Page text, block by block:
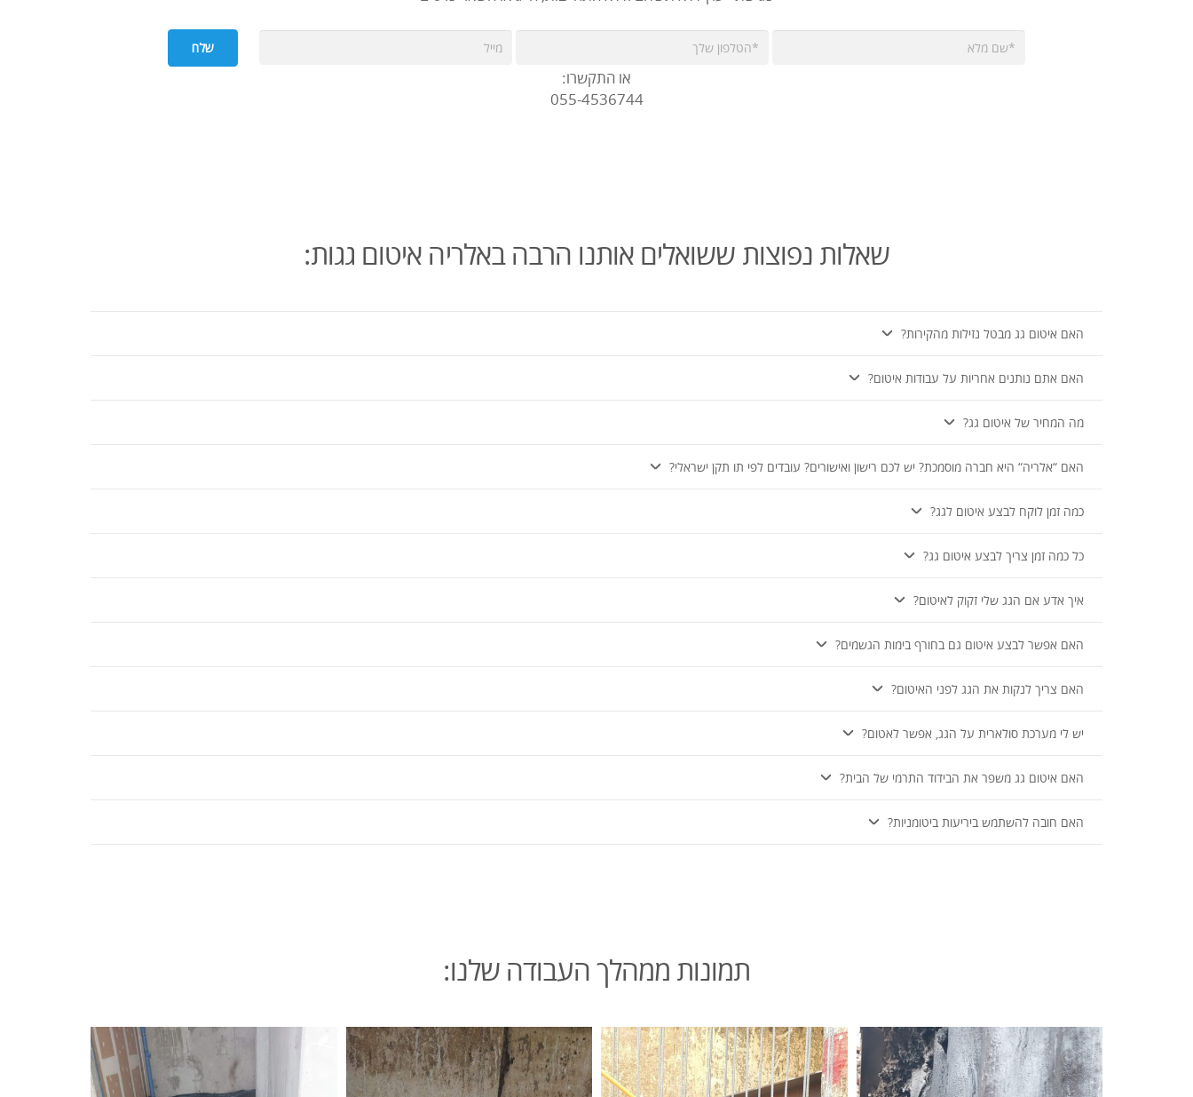
או התקשרו:
055-4536744
שאלות נפוצות ששואלים אותנו הרבה באלריה איטום גגות:
האם איטום גג מבטל נזילות מהקירות?
האם אתם נותנים אחריות על עבודות איטום?
מה המחיר של איטום גג?
האם “אלריה“ היא חברה מוסמכת? יש לכם רישון ואישורים? עובדים לפי תו תקן ישראלי?
כמה זמן לוקח לבצע איטום לגג?
כל כמה זמן צריך לבצע איטום גג?
איך אדע אם הגג שלי זקוק לאיטום?
האם אפשר לבצע איטום גם בחורף בימות הגשמים?
האם צריך לנקות את הגג לפני האיטום?
יש לי מערכת סולארית על הגג, אפשר לאטום?
האם איטום גג משפר את הבידוד התרמי של הבית?
האם חובה להשתמש ביריעות ביטומניות?
תמונות ממהלך העבודה שלנו: